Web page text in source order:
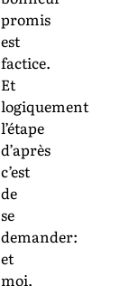
promis
est
factice.
Et
logiquement
l’étape
d’après
c’est
de
se
demander:
et
moi,